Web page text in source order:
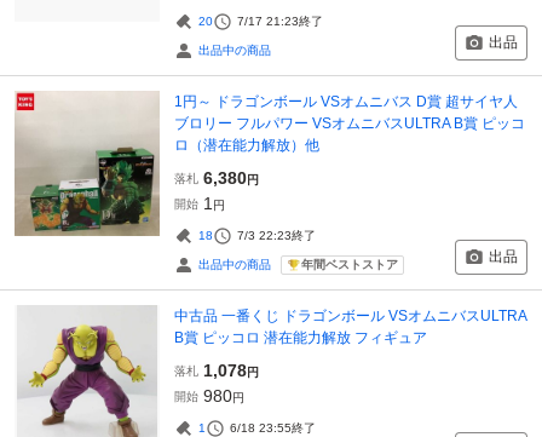
20 7/17 21:23終了
出品中の商品 出品
1円～ ドラゴンボール VSオムニバス D賞 超サイヤ人
ブロリー フルパワー VSオムニバスULTRA B賞 ピッコ
ロ（潜在能力解放）他
落札 6,380円
開始 1 円
18 7/3 22:23終了
出品中の商品 年間ベストストア 出品
中古品 一番くじ ドラゴンボール VSオムニバスULTRA
B賞 ピッコロ 潜在能力解放 フィギュア
落札 1,078円
開始 980円
1 6/18 23:55終了